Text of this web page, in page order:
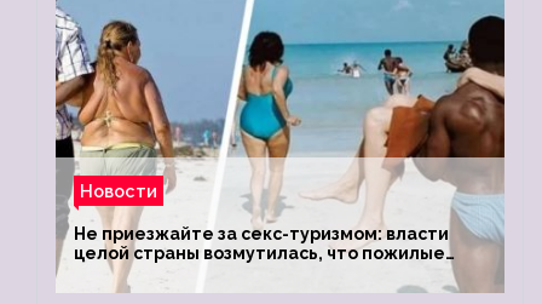
Новости
Не приезжайте за секс-туризмом: власти
целой страны возмутилась, что пожилые
туристки массово едут к ним, чтобы
обзавестись молодыми любовниками